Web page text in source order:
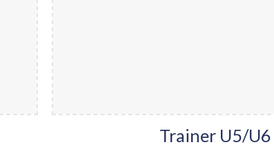
Trainer U5/U6